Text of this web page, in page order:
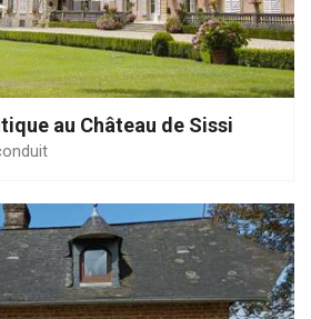
au Château de Sissi